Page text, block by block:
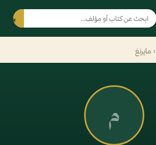
بحث
› مايرنغ
م